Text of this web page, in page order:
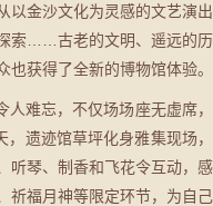
以金沙文化为灵感的文艺演出
索……古老的文明、遥远的历
获得了全新的博物馆体验。
难忘，不仅场场座无虚席，
遗迹馆草坪化身雅集现场，
听琴、制香和飞花令互动，感
祈福月神等限定环节，为自己